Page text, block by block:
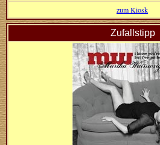
zum Kiosk
Zufallstipp